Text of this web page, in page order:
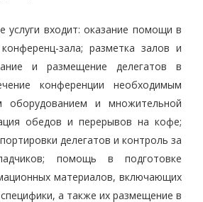
услуги входит: оказание помощи в
зала; разметка залов и
и размещение делегатов в
конференции необходимым
оборудованием и множительной
обедов и перерывов на кофе;
делегатов и контроль за
помощь в подготовке
материалов, включающих
а также их размещение в